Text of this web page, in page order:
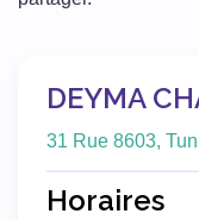
DEYMA
31 Rue 8603,
Horaires